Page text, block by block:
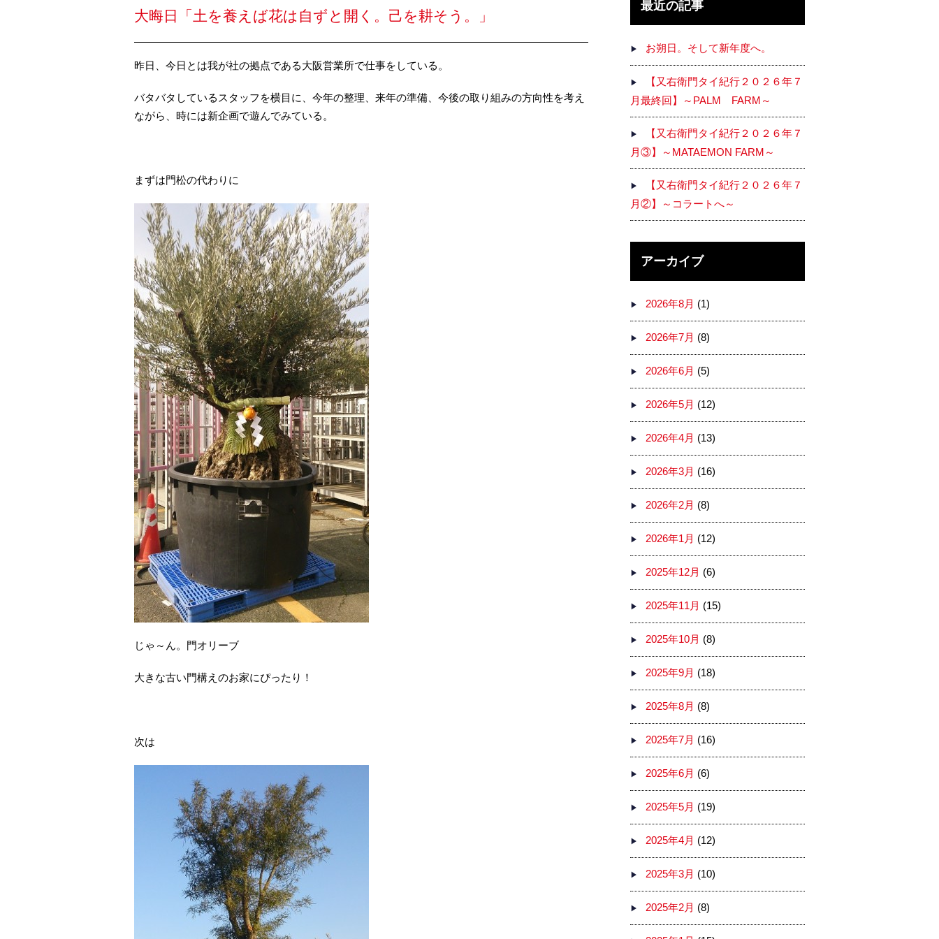
大晦日「土を養えば花は自ずと開く。己を耕そう。」
昨日、今日とは我が社の拠点である大阪営業所で仕事をしている。
バタバタしているスタッフを横目に、今年の整理、来年の準備、今後の取り組みの方向性を考え
ながら、時には新企画で遊んでみている。
まずは門松の代わりに
じゃ～ん。門オリーブ
大きな古い門構えのお家にぴったり！
次は
最近の記事
お朔日。そして新年度へ。
【又右衛門タイ紀行２０２６年７
月最終回】～PALM FARM～
【又右衛門タイ紀行２０２６年７
月③】～MATAEMON FARM～
【又右衛門タイ紀行２０２６年７
月②】～コラートへ～
アーカイブ
2026年8月 (1)
2026年7月 (8)
2026年6月 (5)
2026年5月 (12)
2026年4月 (13)
2026年3月 (16)
2026年2月 (8)
2026年1月 (12)
2025年12月 (6)
2025年11月 (15)
2025年10月 (8)
2025年9月 (18)
2025年8月 (8)
2025年7月 (16)
2025年6月 (6)
2025年5月 (19)
2025年4月 (12)
2025年3月 (10)
2025年2月 (8)